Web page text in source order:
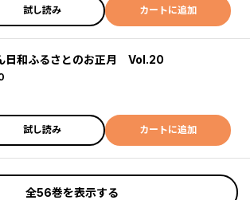
試し読み カートに追加
日和ふるさとのお正月 Vol.20
試し読み カートに追加
全56巻を表示する